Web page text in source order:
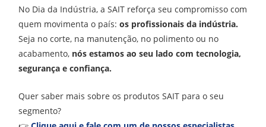
No Dia da Indústria, a SAIT reforça seu compromisso com
quem movimenta o país:os profissionais da indústria.
Seja no corte, na manutenção, no polimento ou no
acabamento, nós estamos ao seu lado com tecnologia,
segurança e confiança.
Quer saber mais sobre os produtos SAIT para o seu
segmento?